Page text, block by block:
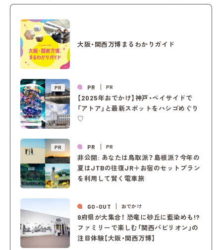
大阪・関西万博まるわかりガイド
PR PR PR
【2025年おでかけ】神戸・ベイサイドで
「アトア」と最新スポットをハシゴめぐり
♡
PR PR PR
非公開: あなたは鳥取派？島根派？今年の
夏はJTBの往復JR＋お宿のセットプラン
を利用して賢く電車旅
GO-OUT おでかけ
9府県が大集合！ 恐竜に砂丘に藍染めも!?
ファミリーで楽しむ「関西パビリオン」の
注目体験【大阪・関西万博】